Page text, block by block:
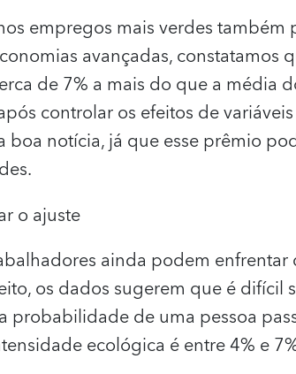
empregos mais verdes
avançadas,
de 7% a mais do que a média
controlar os efeitos de
boa notícia, já que esse prêmio
o ajuste
ainda podem
os dados sugerem que é difícil
probabilidade de uma pessoa
ecológica é entre 4% e